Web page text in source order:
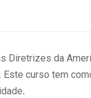
Diretrizes da
Este curso tem
.